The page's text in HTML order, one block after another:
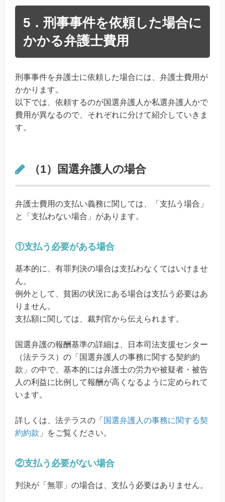
5．刑事事件を依頼した場合に
かかる弁護士費用
刑事事件を弁護士に依頼した場合には、弁護士費用が
かかります。
以下では、依頼するのが国選弁護人か私選弁護人かで
費用が異なるので、それぞれに分けて紹介していきま
す。
（1）国選弁護人の場合
弁護士費用の支払い義務に関しては、「支払う場合」
と「支払わない場合」があります。
①支払う必要がある場合
基本的に、有罪判決の場合は支払わなくてはいけませ
ん。
例外として、貧困の状況にある場合は支払う必要はあ
りません。
支払額に関しては、裁判官から伝えられます。
国選弁護の報酬基準の詳細は、日本司法支援センター
（法テラス）の「国選弁護人の事務に関する契約約
款」の中で、基本的には弁護士の労力や被疑者・被告
人の利益に比例して報酬が高くなるように定められて
います。
詳しくは、法テラスの「 国選弁護人の事務に関する契
約約款 」をご覧ください。
②支払う必要がない場合
判決が「無罪」の場合は、支払う必要はありません。